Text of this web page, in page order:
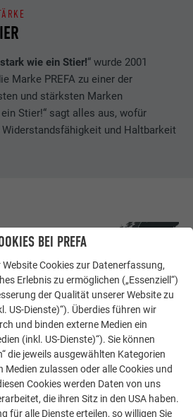
wie ein Stier!“ wurde 2001
Marke PREFA zu einer der
und stärksten Marken
Stier!“ sagt alles aus, wofür
Widerstandsfähigkeit und Haltbarkeit
BEI PREFA
Cookies zur Datenerfassung,
Erlebnis zu ermöglichen („Essenziell“)
der Qualität unserer Website zu
US-Dienste)“). Überdies führen wir
und binden externe Medien ein
(inkl. US-Dienste)“). Sie können
die jeweils ausgewählten Kategorien
Medien zulassen oder alle Cookies und
Cookies werden Daten von uns
die ihren Sitz in den USA haben.
für alle Dienste erteilen, so willigen Sie